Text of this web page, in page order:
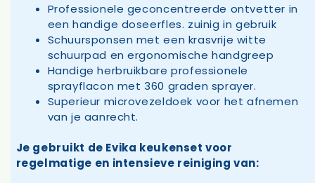
Professionele geconcentreerde ontvetter in
een handige doseerfles. zuinig in gebruik
Schuursponsen met een krasvrije witte
schuurpad en ergonomische handgreep
Handige herbruikbare professionele
sprayflacon met 360 graden sprayer.
Superieur microvezeldoek voor het afnemen
van je aanrecht.
Je gebruikt de Evika keukenset voor
regelmatige en intensieve reiniging van: